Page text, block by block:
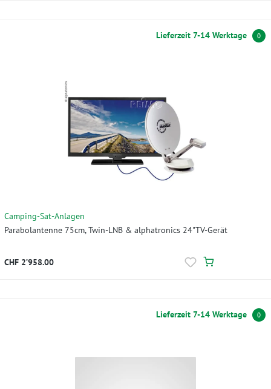
Lieferzeit 7-14 Werktage 0
Camping-Sat-Anlagen
Parabolantenne 75cm, Twin-LNB & alphatronics 24"TV-Gerät
CHF 2’958.00
Lieferzeit 7-14 Werktage 0